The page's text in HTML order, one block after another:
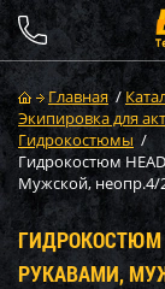
Главная /
Экипировка для
Гидрокостюмы /
Гидрокостюм
Мужской, неопр.4/
ГИДРОКОСТЮМ
РУКАВАМИ,